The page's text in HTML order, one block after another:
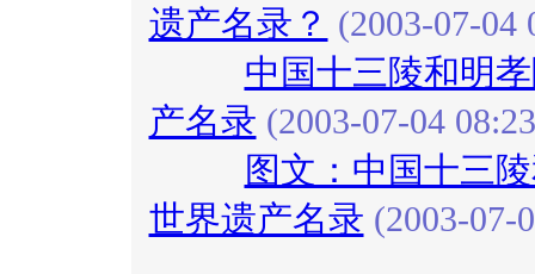
遗产名录？ (2003-07-04
中国十三陵和明
产名录 (2003-07-04
图文：中国十三
世界遗产名录 (2003-07-